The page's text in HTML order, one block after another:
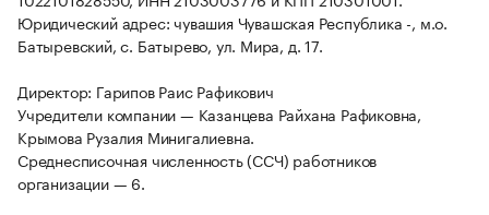
Юридический адрес: чувашия Чувашская Республика -, м.о.
Батыревский, с. Батырево, ул. Мира, д. 17.
Директор: Гарипов Раис Рафикович
Учредители компании — Казанцева Райхана Рафиковна,
Крымова Рузалия Минигалиевна.
Среднесписочная численность (ССЧ) работников
организации — 6.